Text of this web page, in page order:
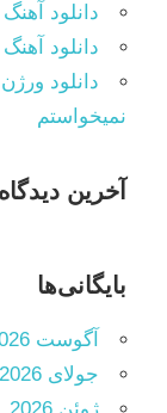
دانلود
دانلود
دانلود
نمیخواستم
آخرین
بایگانی‌ها
آگوست 2026
جولای 2026